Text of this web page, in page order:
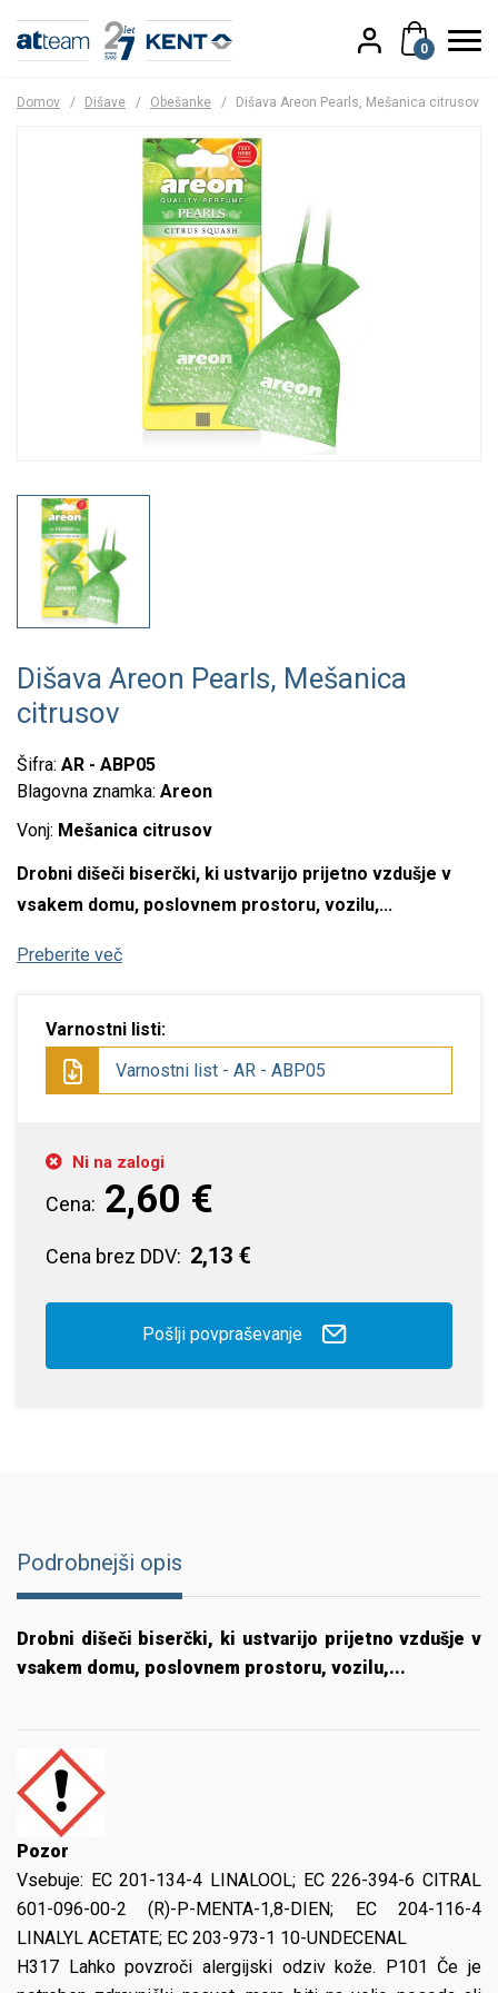
0
Domov / Dišave / Obešanke / Dišava Areon Pearls, Mešanica citrusov
Dišava Areon Pearls, Mešanica
citrusov
Šifra: AR - ABP05
Blagovna znamka: Areon
Vonj: Mešanica citrusov
Drobni dišeči biserčki, ki ustvarijo prijetno vzdušje v
vsakem domu, poslovnem prostoru, vozilu,...
Preberite več
Varnostni listi:
Varnostni list - AR - ABP05
Ni na zalogi
Cena: 2,60 €
Cena brez DDV: 2,13 €
Pošlji povpraševanje
Podrobnejši opis
Drobni dišeči biserčki, ki ustvarijo prijetno vzdušje v
vsakem domu, poslovnem prostoru, vozilu,...
Pozor
Vsebuje: EC 201-134-4 LINALOOL; EC 226-394-6 CITRAL
601-096-00-2 (R)-P-MENTA-1,8-DIEN; EC 204-116-4
LINALYL ACETATE; EC 203-973-1 10-UNDECENAL
H317 Lahko povzroči alergijski odziv kože. P101 Če je